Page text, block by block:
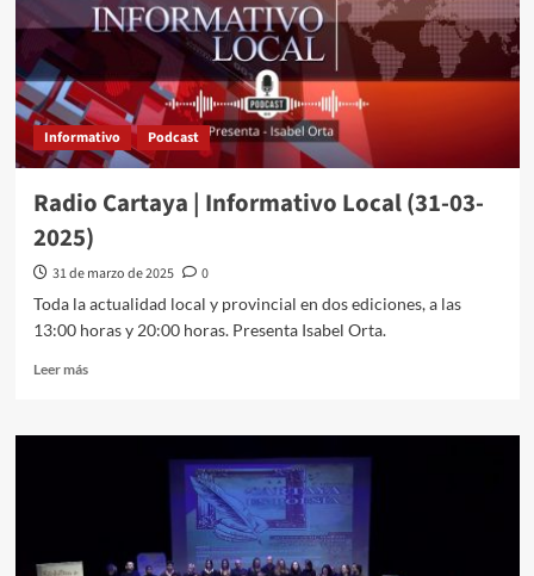
Informativo Podcast
Radio Cartaya | Informativo Local (31-03-
2025)
31 de marzo de 2025
0
Toda la actualidad local y provincial en dos ediciones, a las
13:00 horas y 20:00 horas. Presenta Isabel Orta.
Leer más